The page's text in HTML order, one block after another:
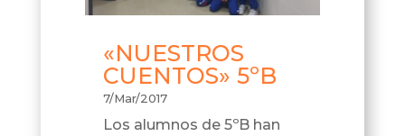
«NUESTROS
CUENTOS» 5ºB
7/Mar/2017
Los alumnos de 5ºB han